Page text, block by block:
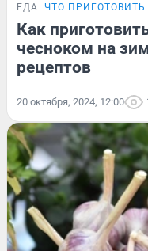
ЕДА ЧТО ПРИГОТОВИТЬ
Как
чесноком на
рецептов
20 октября, 2024, 12:00